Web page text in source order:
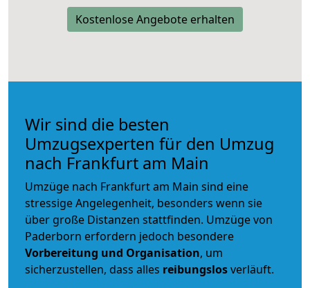
Kostenlose Angebote erhalten
Wir sind die besten
Umzugsexperten für den Umzug
nach Frankfurt am Main
Umzüge nach Frankfurt am Main sind eine
stressige Angelegenheit, besonders wenn sie
über große Distanzen stattfinden. Umzüge von
Paderborn erfordern jedoch besondere
Vorbereitung und Organisation, um
sicherzustellen, dass alles reibungslosverläuft.